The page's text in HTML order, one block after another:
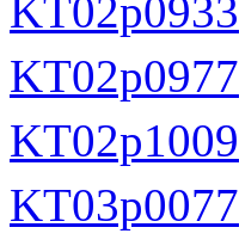
KT02p0933
KT02p0977
KT02p1009
KT03p0077